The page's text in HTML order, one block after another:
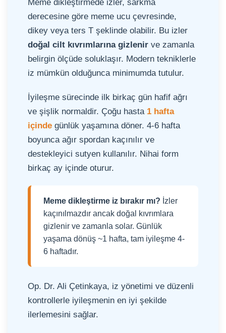
Meme dikleştirmede izler, sarkma
derecesine göre meme ucu çevresinde,
dikey veya ters T şeklinde olabilir. Bu izler
doğal cilt kıvrımlarına gizlenir ve zamanla
belirgin ölçüde soluklaşır. Modern tekniklerle
iz mümkün olduğunca minimumda tutulur.
İyileşme sürecinde ilk birkaç gün hafif ağrı
ve şişlik normaldir. Çoğu hasta 1 hafta
içinde günlük yaşamına döner. 4-6 hafta
boyunca ağır spordan kaçınılır ve
destekleyici sutyen kullanılır. Nihai form
birkaç ay içinde oturur.
Meme dikleştirme iz bırakır mı? İzler
kaçınılmazdır ancak doğal kıvrımlara
gizlenir ve zamanla solar. Günlük
yaşama dönüş ~1 hafta, tam iyileşme 4-
6 haftadır.
Op. Dr. Ali Çetinkaya, iz yönetimi ve düzenli
kontrollerle iyileşmenin en iyi şekilde
ilerlemesini sağlar.